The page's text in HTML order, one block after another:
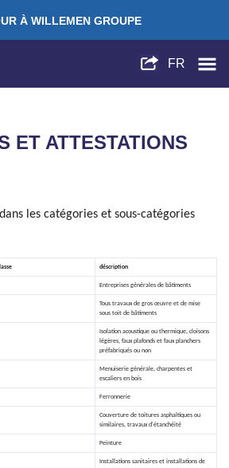
À WILLEMEN GROUPE
ET ATTESTATIONS
les catégories et sous-catégories
déscription
Entreprises générales de bâtiments
Tous travaux de gros œuvre et de mise
sous toit de bâtiments
Isolation acoustique ou thermique, cloisons
légères, faux plafonds et faux planchers
préfabriqués ou non
Menuiserie générale, charpentes et
escaliers en bois
Ferronnerie
Couverture de toitures asphaltiques ou
similaires, travaux d'étanchéité
Peinture
Installations sanitaires et installations de